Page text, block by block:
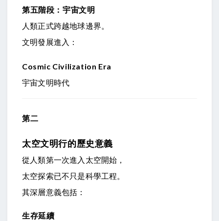
第五階段：宇宙文明
人類正式跨越地球邊界。
文明發展進入：
Cosmic Civilization Era
宇宙文明時代
第二
太空文明行的歷史意義
從人類第一次進入太空開始，
太空探索已不只是科學工程。
其深層意義包括：
生存延續